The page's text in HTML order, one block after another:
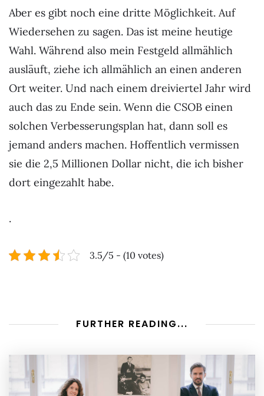
Aber es gibt noch eine dritte Möglichkeit. Auf
Wiedersehen zu sagen. Das ist meine heutige
Wahl. Während also mein Festgeld allmählich
ausläuft, ziehe ich allmählich an einen anderen
Ort weiter. Und nach einem dreiviertel Jahr wird
auch das zu Ende sein. Wenn die CSOB einen
solchen Verbesserungsplan hat, dann soll es
jemand anders machen. Hoffentlich vermissen
sie die 2,5 Millionen Dollar nicht, die ich bisher
dort eingezahlt habe.
.
3.5/5 - (10 votes)
FURTHER READING...